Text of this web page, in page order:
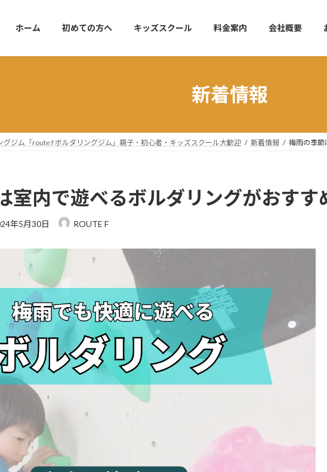
ホーム 初めての方へ キッズスクール 料金案内 会社概要
新着情報
グジム「route f ボルダリングジム」親子・初心者・キッズスクール大歓迎 新着情報 梅雨の季節
室内で遊べるボルダリングがおすす
年5月30日 ROUTE F